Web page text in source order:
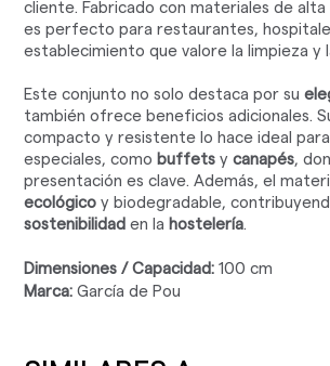
cliente. Fabricado con materiales de
es perfecto para restaurantes,
establecimiento que valore la limpieza y
Este conjunto no solo destaca por su
también ofrece beneficios adicionales.
compacto y resistente lo hace ideal
especiales, como buffets ycanapés,
presentación es clave. Además, el
ecológico y biodegradable,
sostenibilidad en la hostelería.
Dimensiones / Capacidad: 100 cm
Marca: García de Pou